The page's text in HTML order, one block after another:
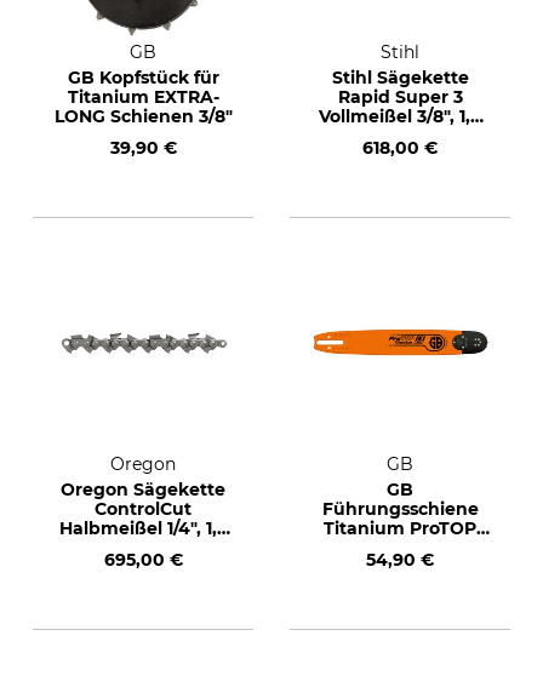
GB
GB Kopfstück für
Titanium EXTRA-
LONG Schienen 3/8"
39,90 €
Stihl
Stihl Sägekette
Rapid Super 3
Vollmeißel 3/8", 1,6
618,00 €
Oregon
Oregon Sägekette
ControlCut
Halbmeißel 1/4", 1,3
695,00 €
GB
GB
Führungsschiene
Titanium ProTOP
54,90 €